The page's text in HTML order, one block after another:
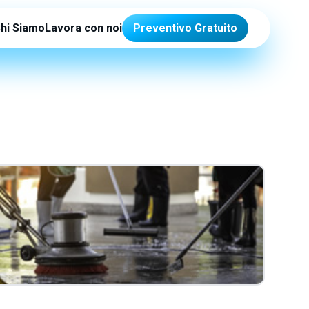
SiamoLavora con noi Preventivo Gratuito